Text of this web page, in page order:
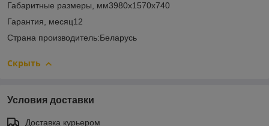
Габаритные рaзмеры, мм3980х1570х740
Гарантия, месяц12
Страна производитель:Беларусь
Скрыть
Условия доставки
Доставка курьером